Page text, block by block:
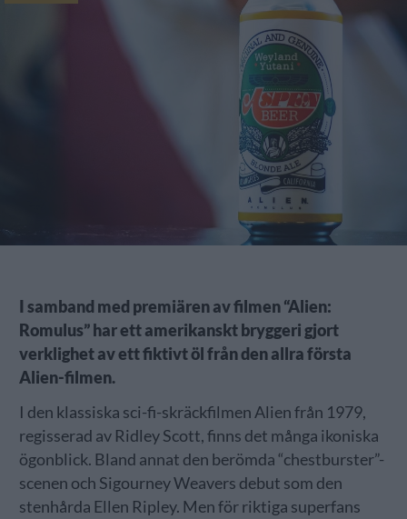
I samband med premiären av filmen “Alien:
Romulus” har ett amerikanskt bryggeri gjort
verklighet av ett fiktivt öl från den allra första
Alien-filmen.
I den klassiska sci-fi-skräckfilmen Alien från 1979,
regisserad av Ridley Scott, finns det många ikoniska
ögonblick. Bland annat den berömda “chestburster”-
scenen och Sigourney Weavers debut som den
stenhårda Ellen Ripley. Men för riktiga superfans